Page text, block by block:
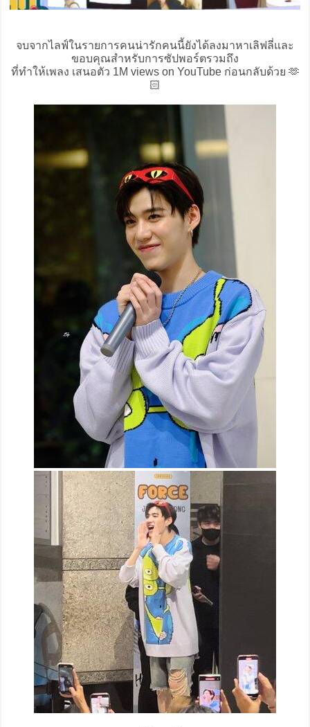
จบจากไลฟ์ในรายการคนน่ารักคนนี้ยังได้ลงมาหาเลิฟลี่และ
ขอบคุณสำหรับการซัปพอร์ตรวมถึง
ที่ทำให้เพลง เสนอตัว 1M views on YouTube ก่อนกลับด้วย 🫶
🏻